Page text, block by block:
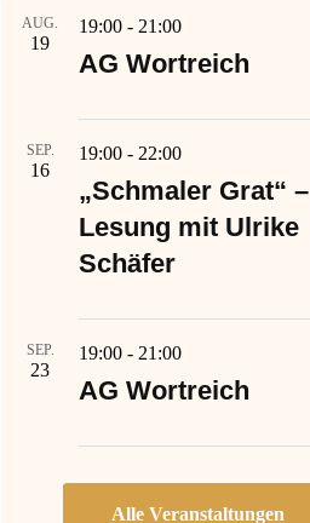
AUG.
19
19:00 - 21:00
AG Wortreich
SEP.
16
19:00 - 22:00
„Schmaler Grat“ –
Lesung mit Ulrike
Schäfer
SEP.
23
19:00 - 21:00
AG Wortreich